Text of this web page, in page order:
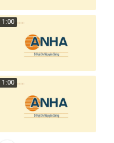
1:00
1:00